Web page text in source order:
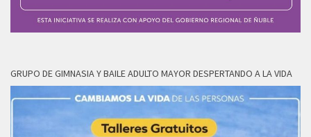
GRUPO DE GIMNASIA Y BAILE ADULTO MAYOR DESPERTANDO A LA VIDA